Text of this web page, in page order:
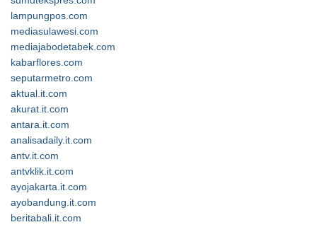
lampungpos.com
mediasulawesi.com
mediajabodetabek.com
kabarflores.com
seputarmetro.com
aktual.it.com
akurat.it.com
antara.it.com
analisadaily.it.com
antv.it.com
antvklik.it.com
ayojakarta.it.com
ayobandung.it.com
beritabali.it.com